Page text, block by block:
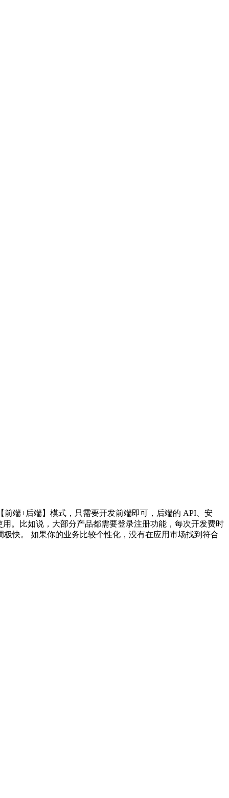
前端+后端】模式，只需要开发前端即可，后端的 API、安
。比如说，大部分产品都需要登录注册功能，每次开发费时
快。 如果你的业务比较个性化，没有在应用市场找到符合